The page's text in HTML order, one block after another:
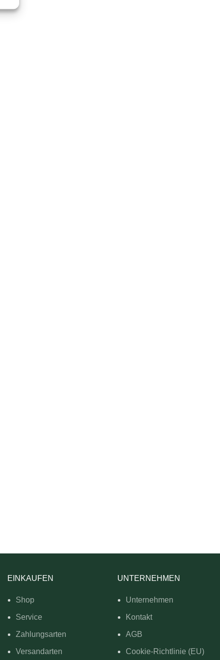
EINKAUFEN
Shop
Service
Zahlungsarten
Versandarten
UNTERNEHMEN
Unternehmen
Kontakt
AGB
Cookie-Richtlinie (EU)